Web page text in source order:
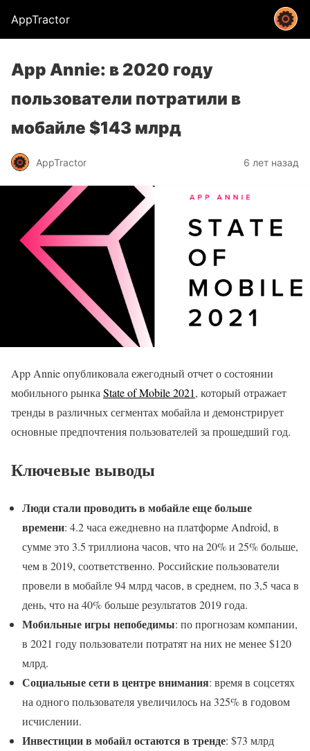
AppTractor
App Annie: в 2020 году
пользователи потратили в
мобайле $143 млрд
AppTractor 6 лет назад
App Annie опубликовала ежегодный отчет о состоянии
мобильного рынка State of Mobile 2021, который отражает
тренды в различных сегментах мобайла и демонстрирует
основные предпочтения пользователей за прошедший год.
Ключевые выводы
Люди стали проводить в мобайле еще больше
времени: 4.2 часа ежедневно на платформе Android, в
сумме это 3.5 триллиона часов, что на 20% и 25% больше,
чем в 2019, соответственно. Российские пользователи
провели в мобайле 94 млрд часов, в среднем, по 3,5 часа в
день, что на 40% больше результатов 2019 года.
Мобильные игры непобедимы: по прогнозам компании,
в 2021 году пользователи потратят на них не менее $120
млрд.
Социальные сети в центре внимания: время в соцсетях
на одного пользователя увеличилось на 325% в годовом
исчислении.
Инвестиции в мобайл остаются в тренде: $73 млрд